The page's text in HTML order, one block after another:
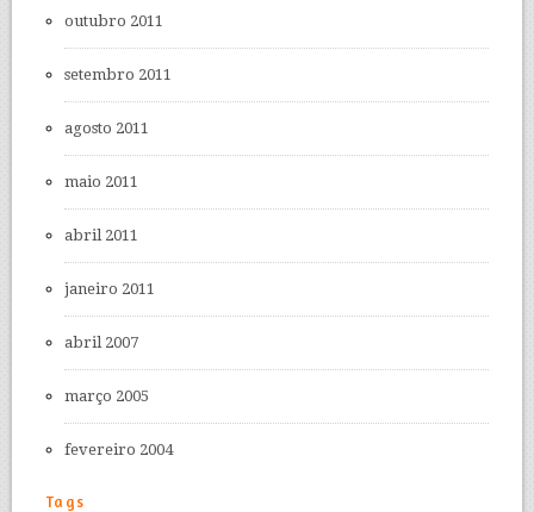
outubro 2011
setembro 2011
agosto 2011
maio 2011
abril 2011
janeiro 2011
abril 2007
março 2005
fevereiro 2004
Tags